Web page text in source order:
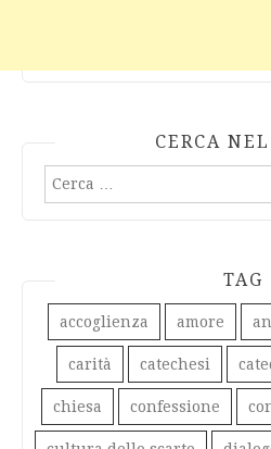
CERCA
Ricerca
per:
TAG
accoglienza amore
carità catechesi
chiesa confessione